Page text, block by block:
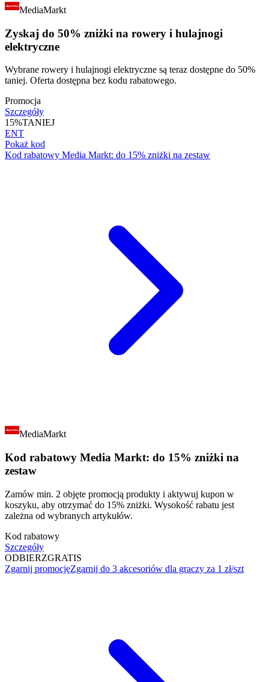
MediaMarkt
Zyskaj do 50% zniżki na rowery i hulajnogi
elektryczne
Wybrane rowery i hulajnogi elektryczne są teraz dostępne do 50%
taniej. Oferta dostępna bez kodu rabatowego.
Promocja
Szczegóły
15%TANIEJ
ENT
Pokaż kod
Kod rabatowy Media Markt: do 15% zniżki na zestaw
MediaMarkt
Kod rabatowy Media Markt: do 15% zniżki na
zestaw
Zamów min. 2 objęte promocją produkty i aktywuj kupon w
koszyku, aby otrzymać do 15% zniżki. Wysokość rabatu jest
zależna od wybranych artykułów.
Kod rabatowy
Szczegóły
ODBIERZGRATIS
Zgarnij promocjęZgarnij do 3 akcesoriów dla graczy za 1 zł/szt